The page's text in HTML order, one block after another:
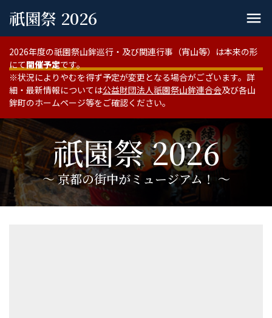
祇園祭 2026 menu
2026年度の祇園祭山鉾巡行・及び関連行事（宵山等）は本来の形
にて開催予定です。
※状況によりやむを得ず予定が変更となる場合がございます。詳
細・最新情報については公益財団法人祇園祭山鉾連合会及び各山
鉾町のホームページ等をご確認ください。
祇園祭 2026
〜 京都の街中がミュージアム！ 〜